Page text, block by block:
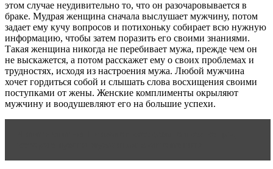
этом случае неудивительно то, что он разочаровывается в
браке. Мудрая женщина сначала выслушает мужчину, потом
задает ему кучу вопросов и потихоньку собирает всю нужную
информацию, чтобы затем поразить его своими знаниями.
Такая женщина никогда не перебивает мужа, прежде чем он
не выскажется, а потом расскажет ему о своих проблемах и
трудностях, исходя из настроения мужа. Любой мужчина
хочет гордиться собой и слышать слова восхищения своими
поступками от жены. Женские комплименты окрыляют
мужчину и воодушевляют его на большие успехи.